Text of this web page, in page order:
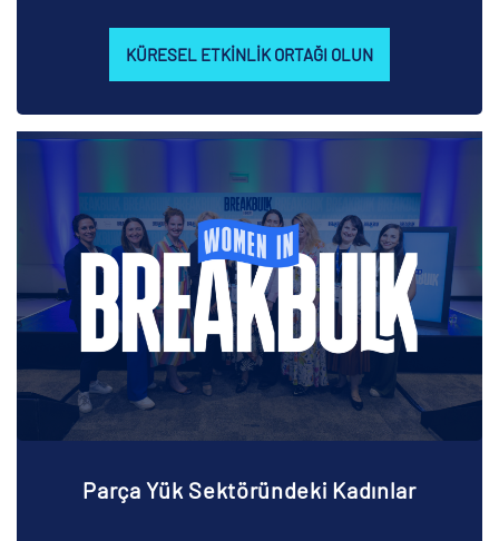
KÜRESEL ETKINLIK ORTAĞI OLUN
Parça Yük Sektöründeki Kadınlar